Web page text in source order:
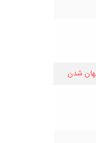
شدن